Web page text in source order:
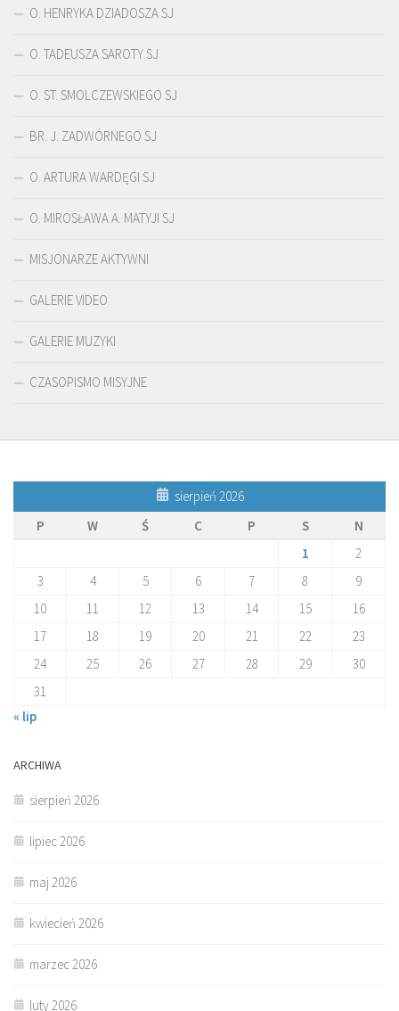
O. HENRYKA DZIADOSZA SJ
O. TADEUSZA SAROTY SJ
O. ST. SMOLCZEWSKIEGO SJ
BR. J. ZADWÓRNEGO SJ
O. ARTURA WARDĘGI SJ
O. MIROSŁAWA A. MATYJI SJ
MISJONARZE AKTYWNI
GALERIE VIDEO
GALERIE MUZYKI
CZASOPISMO MISYJNE
sierpień 2026
P
W Ś C P S
N
1
2
3
4 5 6 7 8
9
10
11 12 13 14 15
16
17
18 19 20 21 22
23
24
25 26 27 28 29
30
31
« lip
ARCHIWA
sierpień 2026
lipiec 2026
maj 2026
kwiecień 2026
marzec 2026
luty 2026